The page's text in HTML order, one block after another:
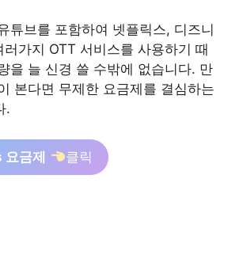
튜브를 포함하여 넷플릭스, 디즈니
가지 OTT 서비스를 사용하기 때
을 늘 신경 쓸 수밖에 없습니다. 만
본다면 무제한 요금제를 결심하는
.
금제 클릭